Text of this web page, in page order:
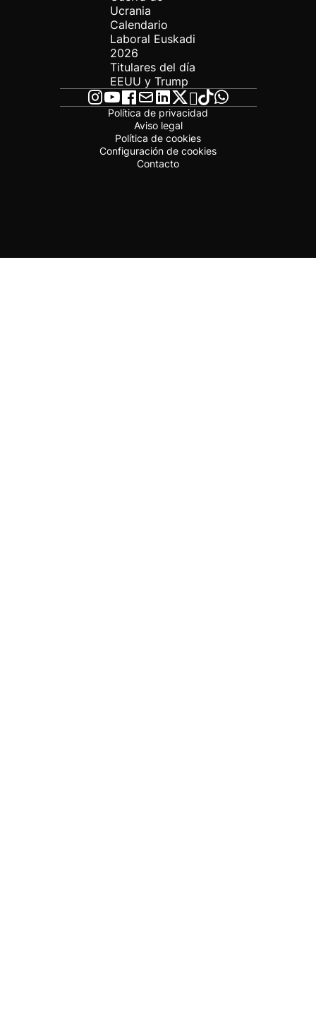
Ucrania
Calendario
Laboral Euskadi
2026
Titulares del día
EEUU y Trump
Política de privacidad
Aviso legal
Política de cookies
Configuración de cookies
Contacto